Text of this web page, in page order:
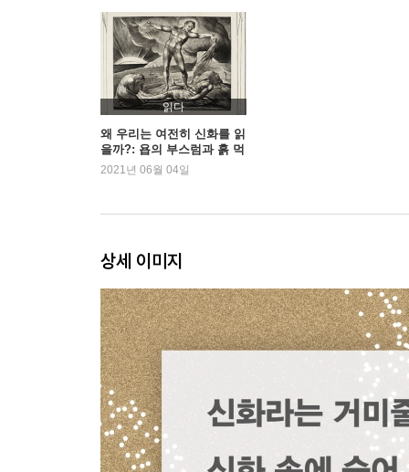
짖지 않는 개
같은 옛이야기
컨텍스트
전체와 부분들: 수레와 칼
3장 암시된 거미와 개별주의의 정치학
보편주의자의 문제
신화학의 예술과 과학
4장 미시 신화, 거시 신화 그리고 다성성
관점이 없는 신화
많은 목소리
미시 신화와 거시 신화
관점이 있는 신화
전도된 정치적 판본들
읽다
왜 우리는 여전히 신화를 읽
을까?: 욥의 부스럼과 흙 먹
는 크리슈나
2021년 06월 04일
상세 이미지